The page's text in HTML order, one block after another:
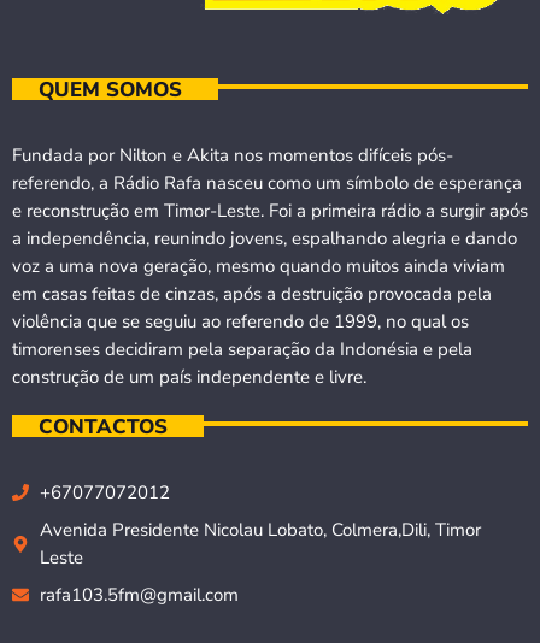
QUEM SOMOS
Fundada por Nilton e Akita nos momentos difíceis pós-
referendo, a Rádio Rafa nasceu como um símbolo de esperança
e reconstrução em Timor-Leste. Foi a primeira rádio a surgir após
a independência, reunindo jovens, espalhando alegria e dando
voz a uma nova geração, mesmo quando muitos ainda viviam
em casas feitas de cinzas, após a destruição provocada pela
violência que se seguiu ao referendo de 1999, no qual os
timorenses decidiram pela separação da Indonésia e pela
construção de um país independente e livre.
CONTACTOS
+67077072012
Avenida Presidente Nicolau Lobato, Colmera,Dili, Timor
Leste
rafa103.5fm@gmail.com